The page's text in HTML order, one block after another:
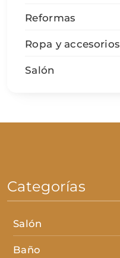
Reformas
Ropa y accesorios
Salón
Categorías
Salón
Baño